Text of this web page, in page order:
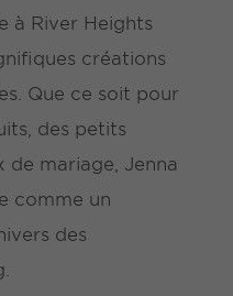
à River Heights
créations
Que ce soit pour
des petits
de mariage, Jenna
comme un
des